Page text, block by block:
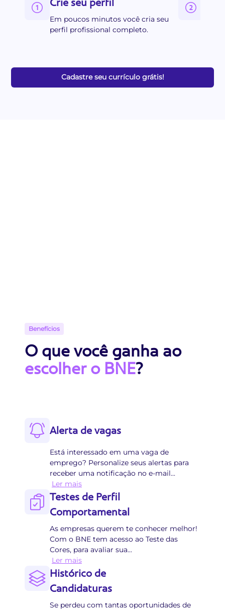
Crie seu perfil
Em poucos minutos você cria seu
perfil profissional completo.
Cadastre seu currículo grátis!
Benefícios
O que você ganha ao
escolher o BNE?
Alerta de vagas
Está interessado em uma vaga de
emprego? Personalize seus alertas para
receber uma notificação no e-mail...
Ler mais
Testes de Perfil
Comportamental
As empresas querem te conhecer melhor!
Com o BNE tem acesso ao Teste das
Cores, para avaliar sua...
Ler mais
Histórico de
Candidaturas
Se perdeu com tantas oportunidades de